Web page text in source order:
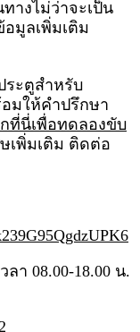
างไม่ว่าจะเป็น
มูลเพิ่มเติม
ระตูสำหรับ
อมให้คำปรึกษา
ที่นี่เพื่อทดลองขับ
เพิ่มเติม ติดต่อ
า 08.00-18.00 น.